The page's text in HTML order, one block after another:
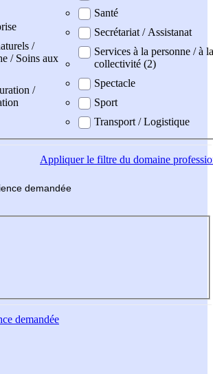
/
/ Soins aux
/
Santé
Secrétariat / Assistanat
Services à la personne / à la
collectivité (2)
Spectacle
Sport
Transport / Logistique
Appliquerle filtre du domaine
demandée
demandée